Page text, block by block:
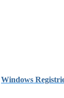
Windows